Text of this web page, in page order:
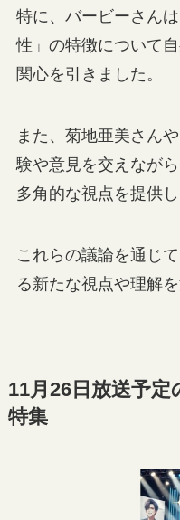
特に、バービーさん
性」の特徴について
関心を引きました。
また、菊地亜美さん
験や意見を交えなが
多角的な視点を提供し
これらの議論を通じ
る新たな視点や理解
11月26日放送予定
特集